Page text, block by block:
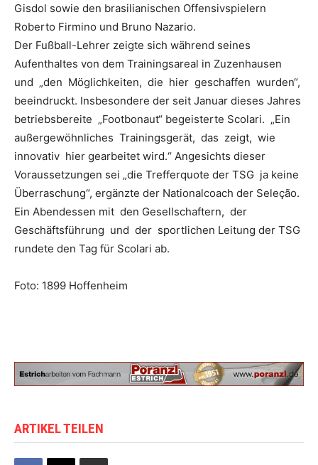
Gisdol sowie den brasilianischen Offensivspielern
Roberto Firmino und Bruno Nazario.
Der Fußball-Lehrer zeigte sich während seines
Aufenthaltes von dem Trainingsareal in Zuzenhausen
und „den Möglichkeiten, die hier geschaffen wurden“,
beeindruckt. Insbesondere der seit Januar dieses Jahres
betriebsbereite „Footbonaut“ begeisterte Scolari. „Ein
außergewöhnliches Trainingsgerät, das zeigt, wie
innovativ hier gearbeitet wird.“ Angesichts dieser
Voraussetzungen sei „die Trefferquote der TSG ja keine
Überraschung“, ergänzte der Nationalcoach der Seleção.
Ein Abendessen mit den Gesellschaftern, der
Geschäftsführung und der sportlichen Leitung der TSG
rundete den Tag für Scolari ab.
Foto: 1899 Hoffenheim
ARTIKEL TEILEN